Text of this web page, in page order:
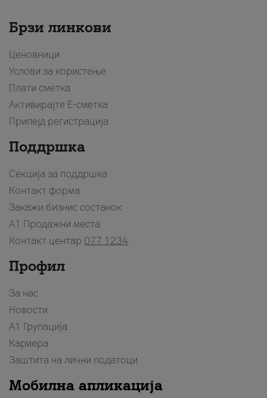
Брзи линкови
Ценовници
Услови за користење
Плати сметка
Активирајте Е-сметка
Припејд регистрација
Поддршка
Секција за поддршка
Контакт форма
Закажи бизнис состанок
A1 Продажни места
Контакт центар 077 1234
Профил
За нас
Новости
А1 Групација
Кариера
Заштита на лични податоци
Мобилна апликација